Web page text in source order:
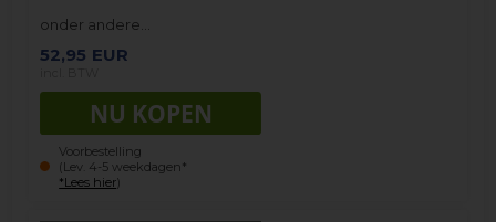
onder andere…
52,95 EUR
Voorbestelling
(Lev. 4-5 weekdagen*
*Lees hier)